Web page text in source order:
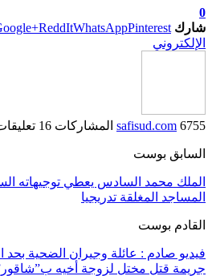
0
شارك
ReddItWhatsAppPinterest
الإلكتروني
safisud.com 6755 المشاركات 16 تعليقات
السابق بوست
الملك محمد السادس يعطي توجيهاته
المساجد المغلقة تدريجيا
القادم بوست
فيديو صادم : عائلة وجيران الضحية بحد
جريمة قتل مختل لزوجة أخيه